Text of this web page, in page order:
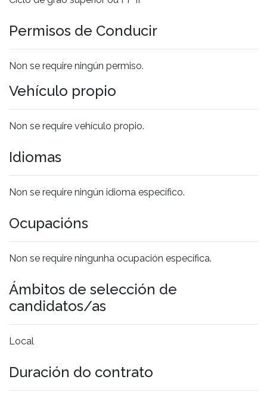
Permisos de Conducir
Non se require ningún permiso.
Vehículo propio
Non se require vehículo propio.
Idiomas
Non se require ningún idioma específico.
Ocupacións
Non se require ningunha ocupación específica.
Ámbitos de selección de
candidatos/as
Local
Duración do contrato